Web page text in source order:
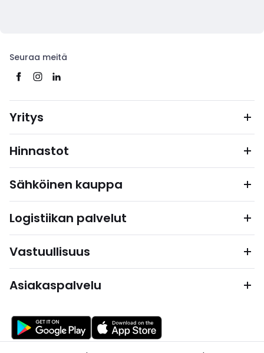
Seuraa meitä
Yritys
Hinnastot
Sähköinen kauppa
Logistiikan palvelut
Vastuullisuus
Asiakaspalvelu